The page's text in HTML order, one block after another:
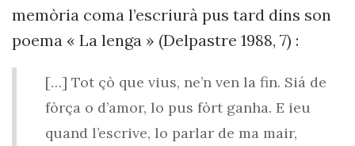
memòria coma l’escriurà pus tard dins son
poema « La lenga » (Delpastre 1988, 7) :
[…] Tot çò que vius, ne’n ven la fin. Siá de
fòrça o d’amor, lo pus fòrt ganha. E ieu
quand l’escrive, lo parlar de ma mair,